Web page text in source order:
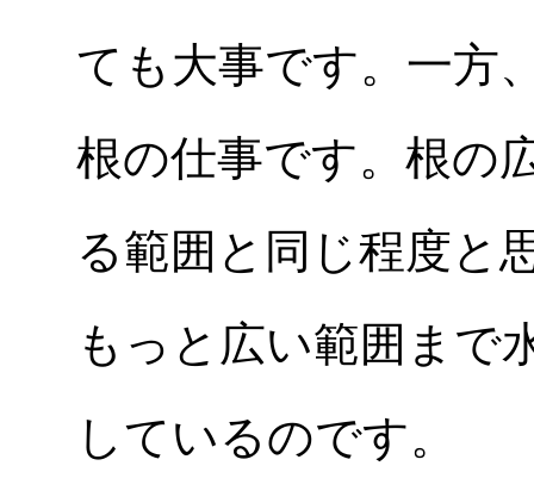
ても大事です。一方
根の仕事です。根の
る範囲と同じ程度と
もっと広い範囲まで
しているのです。